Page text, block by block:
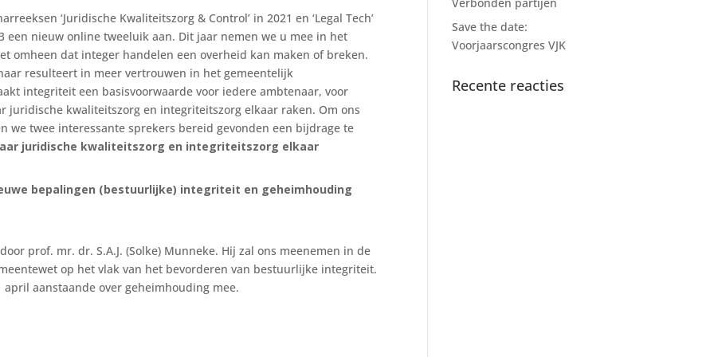
‘Juridische Kwaliteitszorg & Control’ in 2021 en ‘Legal Tech’
een nieuw online tweeluik aan. Dit jaar nemen we u mee in het
omheen dat integer handelen een overheid kan maken of breken.
resulteert in meer vertrouwen in het gemeentelijk
integriteit een basisvoorwaarde voor iedere ambtenaar, voor
juridische kwaliteitszorg en integriteitszorg elkaar raken. Om ons
we twee interessante sprekers bereid gevonden een bijdrage te
juridische kwaliteitszorg en integriteitszorg elkaar
bepalingen (bestuurlijke) integriteit en geheimhouding
prof. mr. dr. S.A.J. (Solke) Munneke. Hij zal ons meenemen in de
op het vlak van het bevorderen van bestuurlijke integriteit.
aanstaande over geheimhouding mee.
Save the date:
Voorjaarscongres VJK
Recente reacties